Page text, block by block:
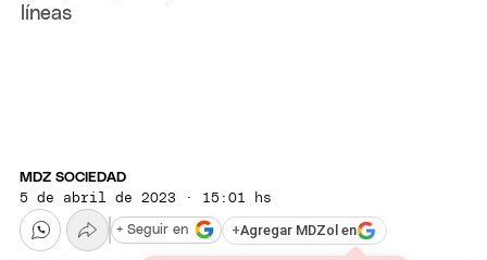
líneas
MDZ SOCIEDAD
5 de abril de 2023 · 15:01 hs
+Agregar MDZol en
+ Seguir en